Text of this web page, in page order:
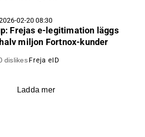
02-20 08:30
Frejas e-legitimation läggs
miljon Fortnox-kunder
dislikes Freja eID
Ladda mer